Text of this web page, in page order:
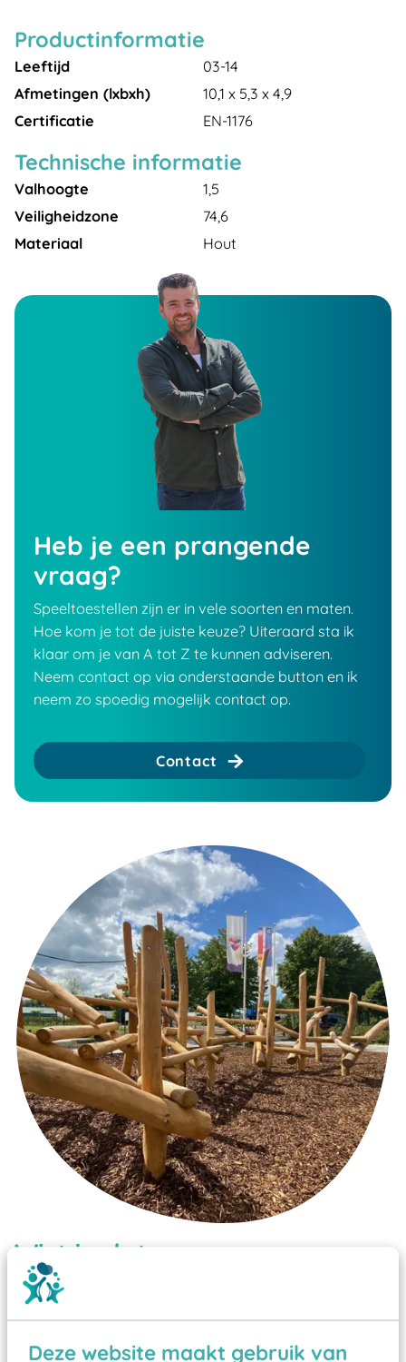
Deze website maakt gebruik van
Productinformatie
Leeftijd
03-14
Afmetingen (lxbxh)
10,1 x 5,3 x 4,9
Certificatie
EN-1176
Technische informatie
Valhoogte
1,5
Veiligheidzone
74,6
Materiaal
Hout
Heb je een prangende
vraag?
Speeltoestellen zijn er in vele soorten en maten.
Hoe kom je tot de juiste keuze? Uiteraard sta ik
klaar om je van A tot Z te kunnen adviseren.
Neem contact op via onderstaande button en ik
neem zo spoedig mogelijk contact op.
Contact
Wist je dat:
Vanaf een valhoogte van 1,5 meter een speciale